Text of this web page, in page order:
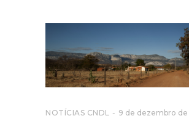
NOTÍCIAS CNDL 9 de dezembro de